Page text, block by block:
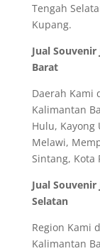
Tengah
Kupang.
Jual
Barat
Daerah Kami
Kalimantan
Hulu, Kayong
Melawi,
Sintang, Kota
Jual
Selatan
Region Kami
Kalimantan